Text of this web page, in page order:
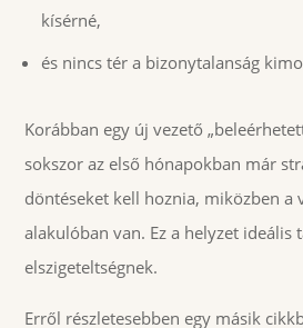
kísérné,
és nincs tér a bizonytalanság
Korábban egy új vezető
sokszor az első hónapokban már
döntéseket kell hoznia, miközben a
alakulóban van. Ez a helyzet ideális
elszigeteltségnek.
Erről részletesebben egy másik